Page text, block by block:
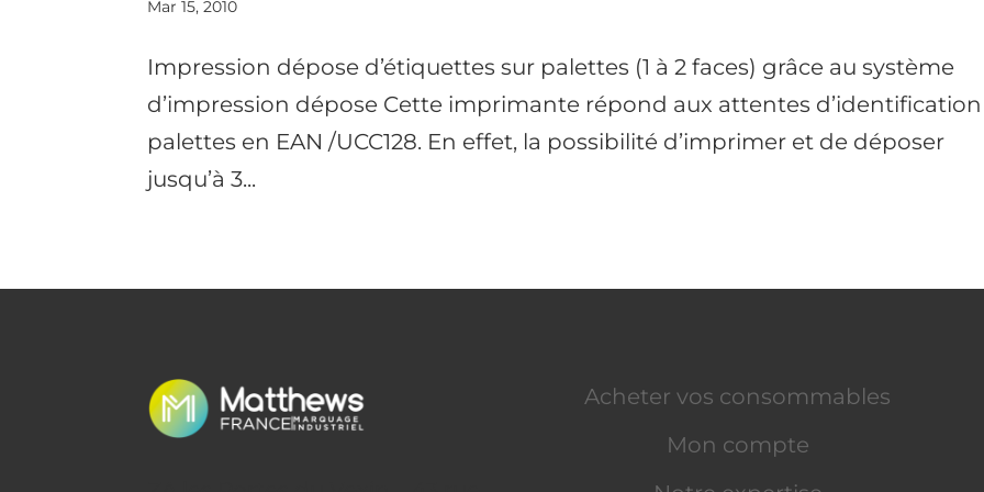
Mar 15, 2010
Impression dépose d’étiquettes sur palettes (1 à 2 faces) grâce au système
d’impression dépose Cette imprimante répond aux attentes
palettes en EAN /UCC128. En effet, la possibilité d’imprimer et de déposer
jusqu’à 3...
Acheter vos consommables
Mon compte